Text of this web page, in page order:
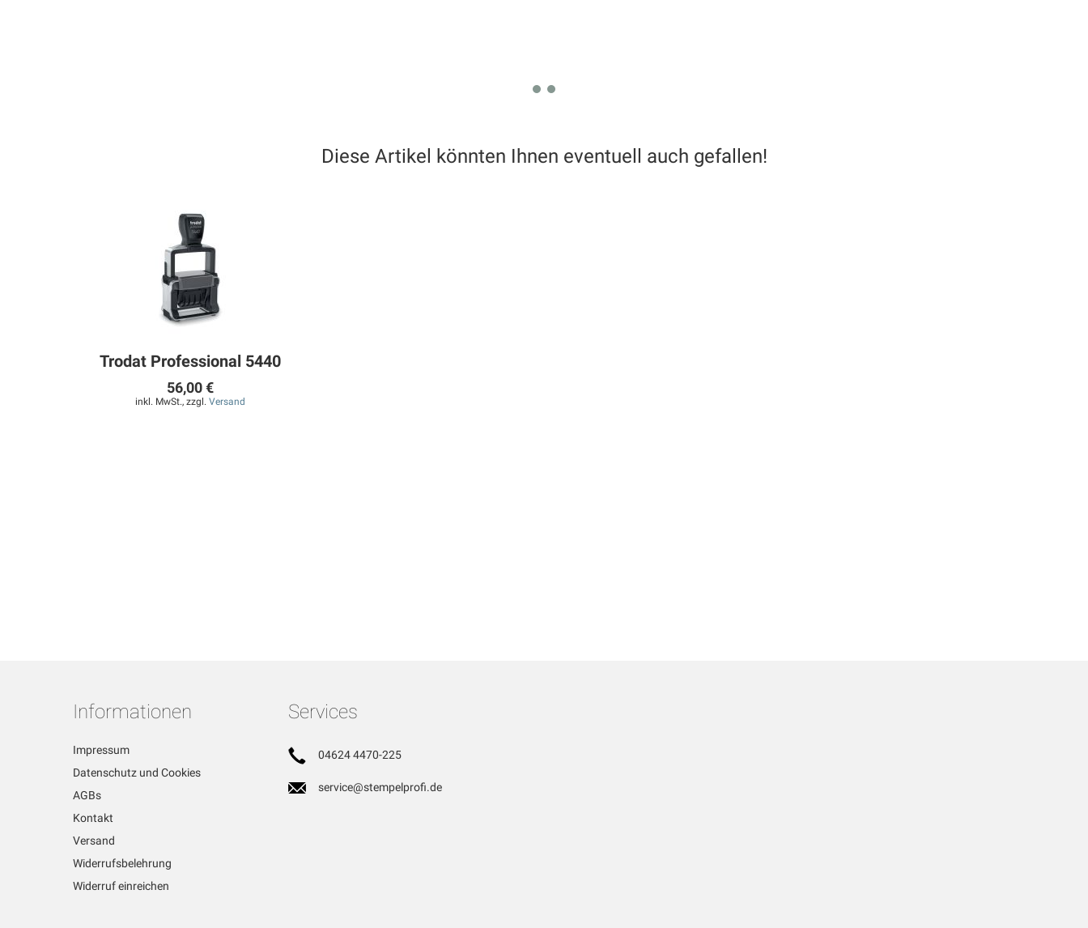
Diese Artikel könnten Ihnen eventuell auch gefallen!
Trodat Professional 5440
56,00 €
inkl. MwSt., zzgl.Versand
Informationen
Impressum
Datenschutz und Cookies
AGBs
Kontakt
Versand
Widerrufsbelehrung
Widerruf einreichen
Services
04624 4470-225
service@stempelprofi.de